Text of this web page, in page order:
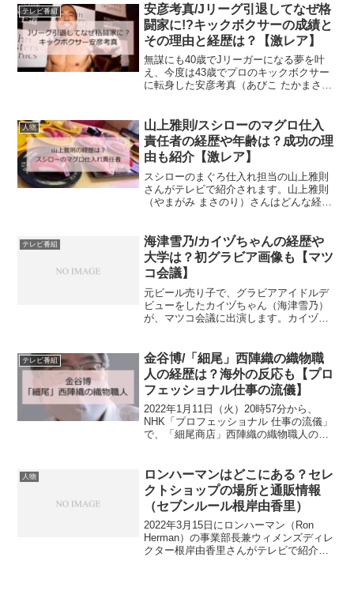
まぼこ店はどこにあるのでしょうか。
2022年9月19日（月...
テレビ番組
安彦考真/Jリーグ引退してなぜ格
闘家に!?キックボクサーの成績と
その理由と経歴は？【激レア】
無謀にも40歳でJリーガーになる夢を叶
え、今度は43歳でプロのキックボクサー
に転身した安彦考真（あびこ たかまさ）
クボクサーに転身したのでしょうか。そ
の成績はどうなの...
人物
山上雅則/スシローのマグロ仕入
責任者の経歴や年齢は？成功の理
由も紹介【激レア】
スシローのまぐろ仕入れ担当の山上雅則
さんがテレビで紹介されます。山上雅則
（やまがみ まさのり）さんはどんな経歴
何でしょうか。2022年6月20日（月）23
時15分から、...
テレビ番組
海津雪乃/カイヅちゃんの経歴や
大学は？初グラビア画像も【マツ
コ会議】
元ビール売り子で、グラビアアイドルデ
ビューをしたカイヅちゃん（海津雪乃）
が、マツコ会議に出演します。カイヅち
を撮っているのでしょうか？2022年2月
12日（土）23時0...
テレビ番組
金谷博/「細尾」西陣織の織物職
人の経歴は？海外の反応も【プロ
フェッショナル仕事の流儀】
2022年1月11日（火）20時57分から、
NHK「プロフェッショナル 仕事の流儀」
で、「細尾商店」西陣織の織物職人の金
んはどのような職人なのでしょうか。早
速見ていきま...
人物
ロンハーマンはどこにある？セレ
クトショップの場所と通販情報
（セブンルール根岸由香里）
2022年3月15日にロンハーマン（Ron
Herman）の事業部長兼ウィメンズディレ
クター根岸由香里さんがテレビで紹介さ